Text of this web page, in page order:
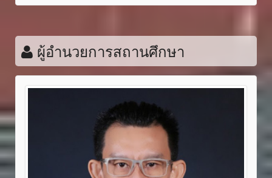
ผู้อำนวยการสถานศึกษา